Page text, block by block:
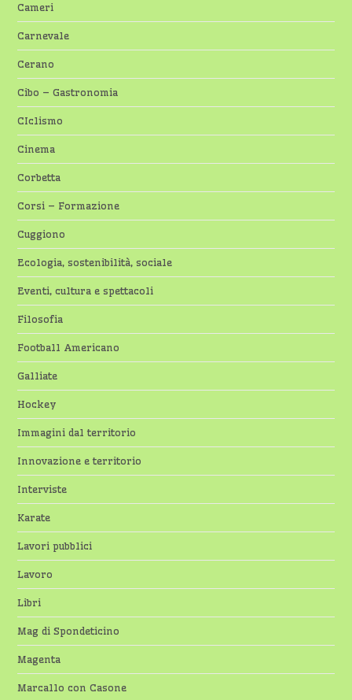
Cameri
Carnevale
Cerano
Cibo – Gastronomia
CIclismo
Cinema
Corbetta
Corsi – Formazione
Cuggiono
Ecologia, sostenibilità, sociale
Eventi, cultura e spettacoli
Filosofia
Football Americano
Galliate
Hockey
Immagini dal territorio
Innovazione e territorio
Interviste
Karate
Lavori pubblici
Lavoro
Libri
Mag di Spondeticino
Magenta
Marcallo con Casone